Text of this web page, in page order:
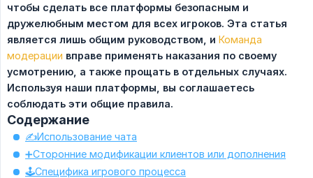
чтобы сделать все платформы безопасным и
дружелюбным местом для всех игроков. Эта статья
является лишь общим руководством, и Команда
модерации вправе применять наказания по своему
усмотрению, а также прощать в отдельных случаях.
Используя наши платформы, вы соглашаетесь
соблюдать эти общие правила.
Содержание
✍️Использование чата
➕Сторонние модификации клиентов или дополнения
🕹️Специфика игрового процесса